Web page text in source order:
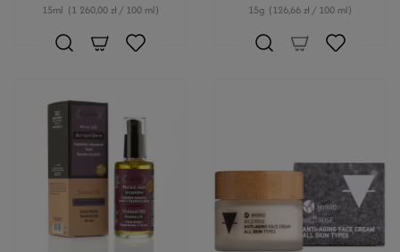
15ml (1 260,00 zł / 100 ml) 15g (126,66 zł / 100 ml)